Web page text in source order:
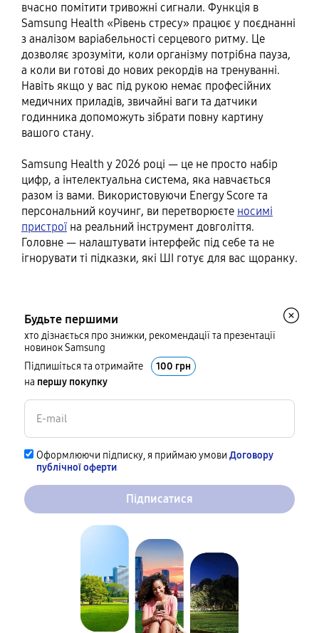
вчасно помітити тривожні сигнали. Функція в
Samsung Health «Рівень стресу» працює у поєднанні
з аналізом варіабельності серцевого ритму. Це
дозволяє зрозуміти, коли організму потрібна пауза,
а коли ви готові до нових рекордів на тренуванні.
Навіть якщо у вас під рукою немає професійних
медичних приладів, звичайні ваги та датчики
годинника допоможуть зібрати повну картину
вашого стану.
Samsung Health у 2026 році — це не просто набір
цифр, а інтелектуальна система, яка навчається
разом із вами. Використовуючи Energy Score та
персональний коучинг, ви перетворюєте носимі
пристрої на реальний інструмент довголіття.
Головне — налаштувати інтерфейс під себе та не
ігнорувати ті підказки, які ШІ готує для вас щоранку.
Будьте першими
хто дізнається про знижки, рекомендації та презентації
новинок Samsung
Підпишіться та отримайте
100 грн
на першу покупку
Оформлюючи підписку, я приймаю умови Договору
публічної оферти
Підписатися